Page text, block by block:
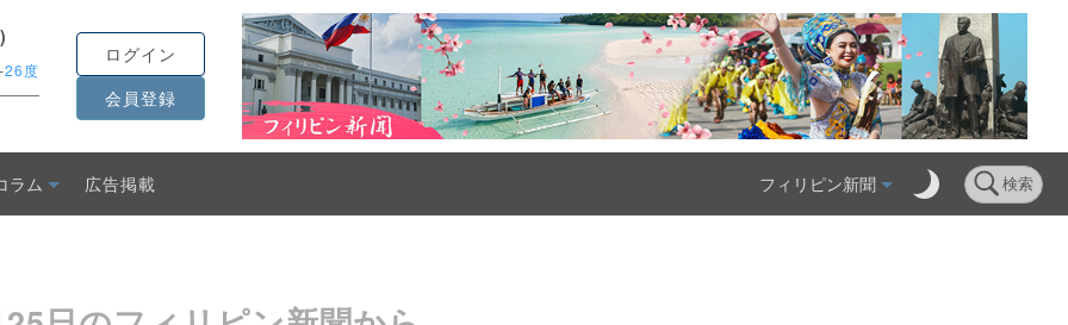
-26度
ログイン
会員登録
ラム 広告掲載 フィリピン新聞 検索